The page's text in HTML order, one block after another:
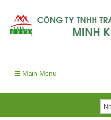
Main Menu